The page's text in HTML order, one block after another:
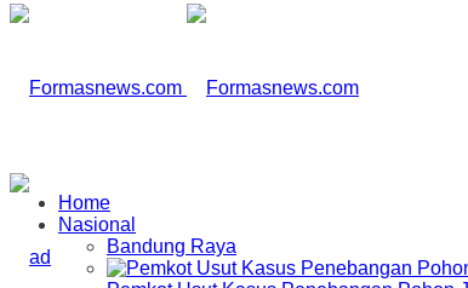
Home
Nasional
Bandung Raya